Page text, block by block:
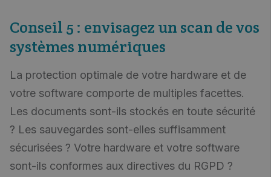
Conseil 5 : envisagez un scan de vos
systèmes numériques
La protection optimale de votre hardware et de
votre software comporte de multiples facettes.
Les documents sont-ils stockés en toute sécurité
? Les sauvegardes sont-elles suffisamment
sécurisées ? Votre hardware et votre software
sont-ils conformes aux directives du RGPD ?